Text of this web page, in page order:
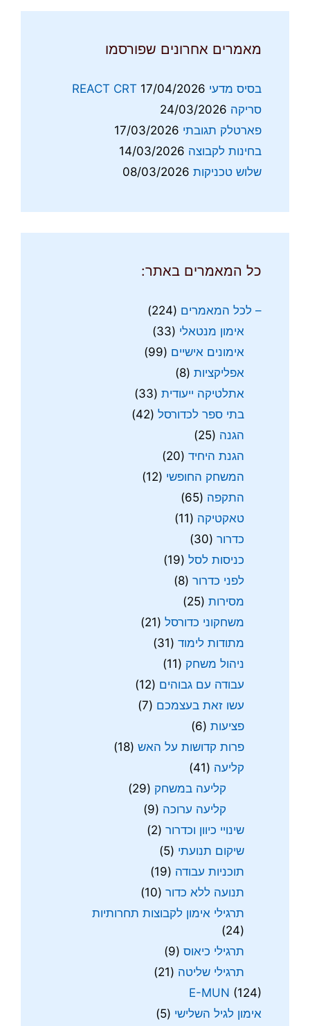
מאמרים אחרונים שפורסמו
בסיס מדעי REACT CRT17/04/2026
סריקה 24/03/2026
פארטלק תגובתי 17/03/2026
בחינות לקבוצה 14/03/2026
שלוש טכניקות 08/03/2026
כל המאמרים באתר:
– לכל המאמרים(224)
אימון מנטאלי(33)
אימונים אישיים(99)
אפליקציות(8)
אתלטיקה ייעודית(33)
בתי ספר לכדורסל(42)
הגנה(25)
הגנת היחיד(20)
המשחק החופשי(12)
התקפה(65)
טאקטיקה(11)
כדרור(30)
כניסות לסל (19)
לפני כדרור(8)
מסירות(25)
משחקוני כדורסל(21)
מתודות לימוד(31)
ניהול משחק(11)
עבודה עם גבוהים(12)
עשו זאת בעצמכם(7)
פציעות(6)
פרות קדושות על האש(18)
קליעה(41)
קליעה במשחק(29)
קליעה ערוכה(9)
שינויי כיוון וכדרור(2)
שיקום תנועתי(5)
תוכניות עבודה(19)
תנועה ללא כדור(10)
תרגילי אימון לקבוצות תחרותיות
תרגילי כיאוס(9)
תרגילי שליטה(21)
E-MUN(124)
אימון לגיל השלישי(5)